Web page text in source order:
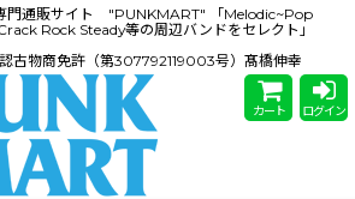
門通販サイト "PUNKMART" 「Melodic~Pop
Rock Steady等の周辺バンドをセレクト」
古物商免許（第307792119003号）髙橋伸幸
カート ログイン